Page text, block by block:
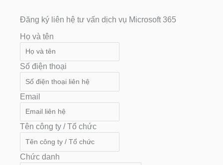
Đăng ký liên hệ tư vấn dịch vụ Microsoft 365
Họ và tên
Số điện thoại
Email
Tên công ty / Tổ chức
Chức danh